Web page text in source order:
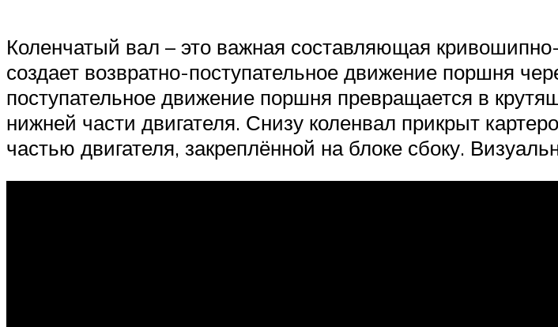
Коленчатый вал – это важная составляющая
создает возвратно-поступательное движение поршня
поступательное движение поршня превращается в
нижней части двигателя. Снизу коленвал прикрыт
частью двигателя, закреплённой на блоке сбоку.